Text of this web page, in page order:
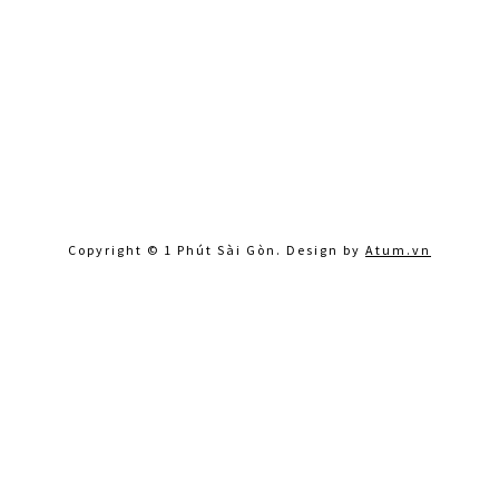
Copyright © 1 Phút Sài Gòn. Design by Atum.vn